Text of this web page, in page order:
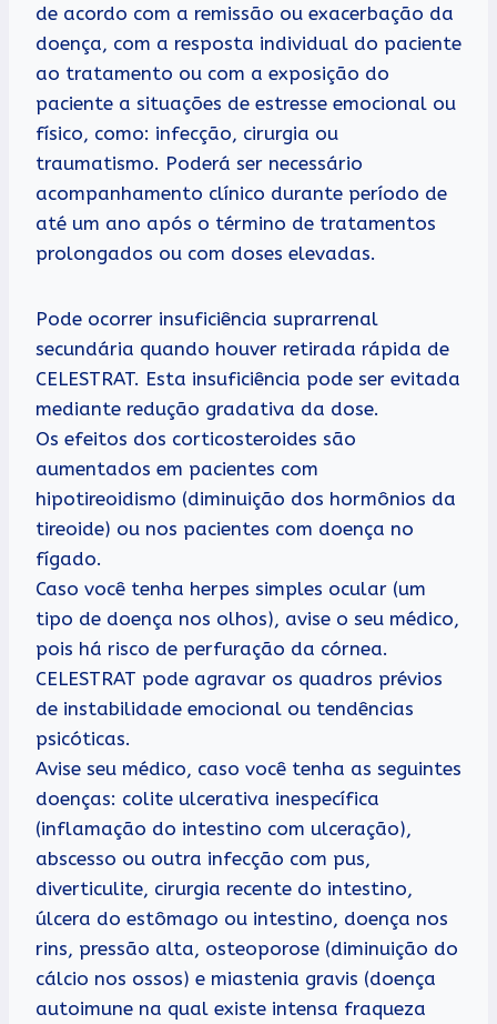
de acordo com a remissão ou exacerbação da
doença, com a resposta individual do paciente
ao tratamento ou com a exposição do
paciente a situações de estresse emocional ou
físico, como: infecção, cirurgia ou
traumatismo. Poderá ser necessário
acompanhamento clínico durante período de
até um ano após o término de tratamentos
prolongados ou com doses elevadas.
Pode ocorrer insuficiência suprarrenal
secundária quando houver retirada rápida de
CELESTRAT. Esta insuficiência pode ser evitada
mediante redução gradativa da dose.
Os efeitos dos corticosteroides são
aumentados em pacientes com
hipotireoidismo (diminuição dos hormônios da
tireoide) ou nos pacientes com doença no
fígado.
Caso você tenha herpes simples ocular (um
tipo de doença nos olhos), avise o seu médico,
pois há risco de perfuração da córnea.
CELESTRAT pode agravar os quadros prévios
de instabilidade emocional ou tendências
psicóticas.
Avise seu médico, caso você tenha as seguintes
doenças: colite ulcerativa inespecífica
(inflamação do intestino com ulceração),
abscesso ou outra infecção com pus,
diverticulite, cirurgia recente do intestino,
úlcera do estômago ou intestino, doença nos
rins, pressão alta, osteoporose (diminuição do
cálcio nos ossos) e miastenia gravis (doença
autoimune na qual existe intensa fraqueza